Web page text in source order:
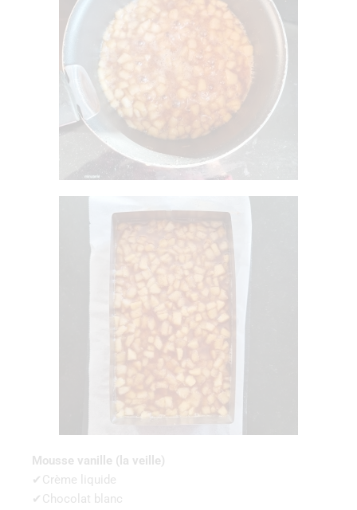
Mousse vanille (la veille)
✔Crème liquide
✔Chocolat blanc